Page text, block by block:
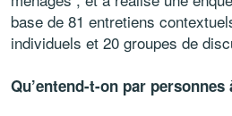
base de 81 entretiens
individuels et 20 groupes de
Qu’entend-t-on par